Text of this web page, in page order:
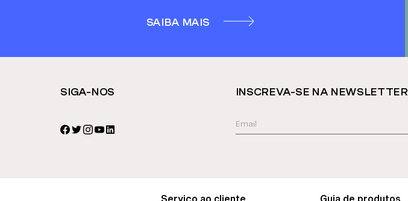
SAIBA MAIS
SIGA-NOS INSCREVA-SE NA NEWSLETTER